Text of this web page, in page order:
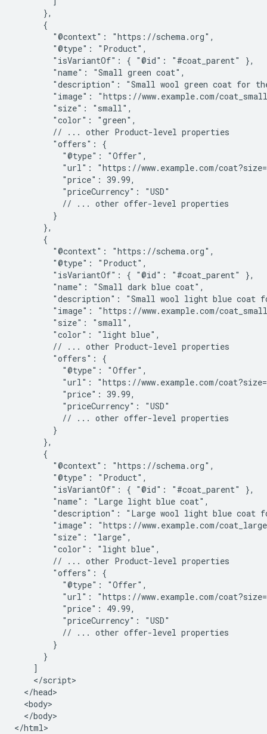
      },
      {
        "@context": "https://schema.org",
        "@type": "Product",
        "isVariantOf": { "@id": "#coat_parent" },
        "name": "Small green coat",
"description": "Small wool green coat for
"image": "https://www.example.com/
        "size": "small",
        "color": "green",
        // ... other Product-level properties
        "offers": {
          "@type": "Offer",
"url": "https://www.example.com/
          "price": 39.99,
          "priceCurrency": "USD"
          // ... other offer-level properties
        }
      },
      {
        "@context": "https://schema.org",
        "@type": "Product",
        "isVariantOf": { "@id": "#coat_parent" },
        "name": "Small dark blue coat",
"description": "Small wool light blue coat
"image": "https://www.example.com/
        "size": "small",
        "color": "light blue",
        // ... other Product-level properties
        "offers": {
          "@type": "Offer",
"url": "https://www.example.com/
          "price": 39.99,
          "priceCurrency": "USD"
          // ... other offer-level properties
        }
      },
      {
        "@context": "https://schema.org",
        "@type": "Product",
        "isVariantOf": { "@id": "#coat_parent" },
        "name": "Large light blue coat",
"description": "Large wool light blue coat
"image": "https://www.example.com/
        "size": "large",
        "color": "light blue",
        // ... other Product-level properties
        "offers": {
          "@type": "Offer",
"url": "https://www.example.com/
          "price": 49.99,
          "priceCurrency": "USD"
          // ... other offer-level properties
        }
      }
    ]
    </script>
  </head>
  <body>
  </body>
</html>